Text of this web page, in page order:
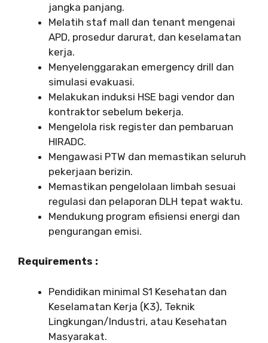
jangka panjang.
Melatih staf mall dan tenant mengenai
APD, prosedur darurat, dan keselamatan
kerja.
Menyelenggarakan emergency drill dan
simulasi evakuasi.
Melakukan induksi HSE bagi vendor dan
kontraktor sebelum bekerja.
Mengelola risk register dan pembaruan
HIRADC.
Mengawasi PTW dan memastikan seluruh
pekerjaan berizin.
Memastikan pengelolaan limbah sesuai
regulasi dan pelaporan DLH tepat waktu.
Mendukung program efisiensi energi dan
pengurangan emisi.
Requirements :
Pendidikan minimal S1 Kesehatan dan
Keselamatan Kerja (K3), Teknik
Lingkungan/Industri, atau Kesehatan
Masyarakat.